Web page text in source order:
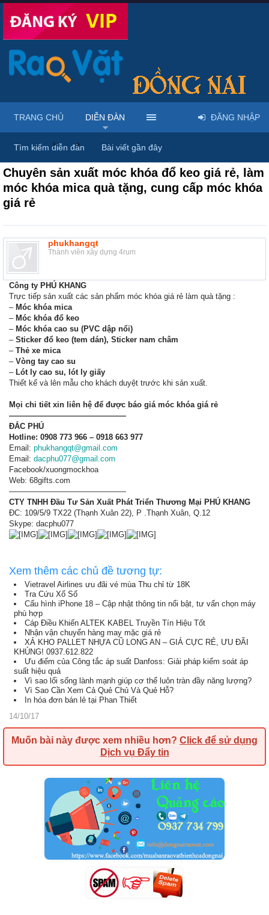
Diễn đàn ... Rao vặt tổng hợp - Uy tín - Miễn phí
Chuyên sản xuất móc khóa đổ keo giá rẻ, làm
móc khóa mica quà tặng, cung cấp móc khóa
giá rẻ
phukhangqt
Thành viên xây dựng 4rum
Công ty PHÚ KHANG
Trực tiếp sản xuất các sản phẩm móc khóa giá rẻ làm quà tặng :
–Móc khóa mica
–Móc khóa đổ keo
–Móc khóa cao su (PVC dập nổi)
–Sticker đổ keo (tem dán), Sticker nam châm
– Thẻ xe mica
–Vòng tay cao su
–Lót ly cao su, lót ly giấy
Thiết kế và lên mẫu cho khách duyệt trước khi sản xuất.
Mọi chi tiết xin liên hệ để được báo giá móc khóa giá rẻ
———————————————
ĐẮC PHÚ
Hotline: 0908 773 966 – 0918 663 977
Email: phukhangqt@gmail.com
Email: dacphu077@gmail.com
Facebook/xuongmockhoa
Web: 68gifts.com
———————————————
CTY TNHH Đầu Tư Sản Xuất Phát Triển Thương Mại PHÚ KHANG
ĐC: 109/5/9 TX22 (Thạnh Xuân 22), P .Thạnh Xuân, Q.12
Skype: dacphu077
Xem thêm các chủ đề tương tự:
Vietravel Airlines ưu đãi vé mùa Thu chỉ từ 18K
Tra Cứu Xổ Số
Cấu hình iPhone 18 – Cập nhật thông tin nổi bật, tư vấn chọn máy
phù hợp
Cáp Điều Khiển ALTEK KABEL Truyền Tín Hiệu Tốt
Nhận vận chuyển hàng may mặc giá rẻ
XẢ KHO PALLET NHỰA CŨ LONG AN – GIÁ CỰC RẺ, ƯU ĐÃI
KHỦNG! 0937.612.822
Ưu điểm của Công tắc áp suất Danfoss: Giải pháp kiểm soát áp
suất hiệu quả
Vì sao lối sống lành mạnh giúp cơ thể luôn tràn đầy năng lượng?
Vì Sao Cần Xem Cả Quẻ Chủ Và Quẻ Hỗ?
In hóa đơn bán lẻ tại Phan Thiết
14/10/17
Muốn bài này được xem nhiều hơn? Click để sử dụng
Dịch vụ Đẩy tin
TRANG CHỦ DIỄN ĐÀN
Tìm kiếm diễn đàn Bài viết gần đây
ĐĂNG NHẬP